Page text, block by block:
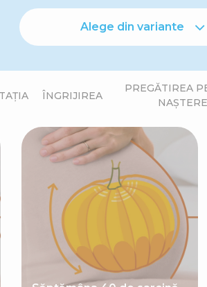
Alege din variante
ÎNGRIJIREA
PREGĂTIREA
NAȘTERE